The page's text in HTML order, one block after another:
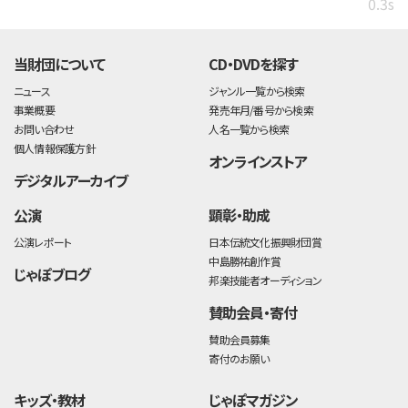
当財団について
ニュース
事業概要
お問い合わせ
個人情報保護方針
デジタルアーカイブ
CD・DVDを探す
ジャンル一覧から検索
発売年月/番号から検索
人名一覧から検索
オンラインストア
公演
公演レポート
じゃぽブログ
顕彰・助成
日本伝統文化振興財団賞
中島勝祐創作賞
邦楽技能者オーディション
賛助会員・寄付
賛助会員募集
寄付のお願い
キッズ・教材 じゃぽマガジン